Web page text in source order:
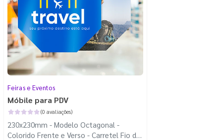
Feiras e Eventos
Móbile para PDV
(0 avaliações)
230x230mm - Modelo Octagonal -
Colorido Frente e Verso - Carretel Fio de